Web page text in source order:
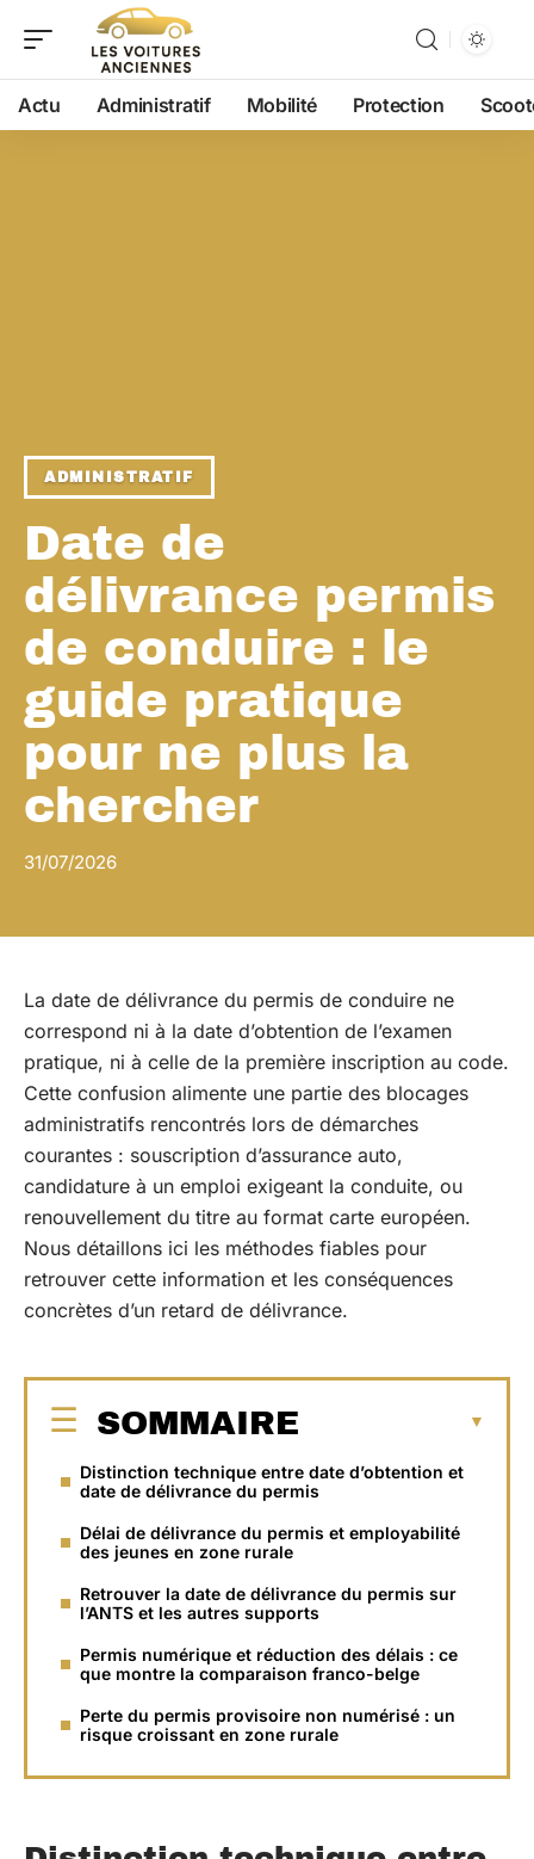
Actu Administratif Mobilité Protection
ADMINISTRATIF
Date de
délivrance permis
de conduire : le
guide pratique
pour ne plus la
chercher
31/07/2026
La date de délivrance du permis de conduire ne
correspond ni à la date d’obtention de l’examen
pratique, ni à celle de la première inscription au code.
Cette confusion alimente une partie des blocages
administratifs rencontrés lors de démarches
courantes : souscription d’assurance auto,
candidature à un emploi exigeant la conduite, ou
renouvellement du titre au format carte européen.
Nous détaillons ici les méthodes fiables pour
retrouver cette information et les conséquences
concrètes d’un retard de délivrance.
SOMMAIRE
Distinction technique entre date d’obtention et
date de délivrance du permis
Délai de délivrance du permis et employabilité
des jeunes en zone rurale
Retrouver la date de délivrance du permis sur
l’ANTS et les autres supports
Permis numérique et réduction des délais : ce
que montre la comparaison franco-belge
Perte du permis provisoire non numérisé : un
risque croissant en zone rurale